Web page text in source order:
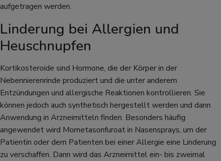
aufgetragen werden.
Linderung bei Allergien und
Heuschnupfen
Kortikosteroide sind Hormone, die der Körper in der
Nebennierenrinde produziert und die unter anderem
Entzündungen und allergische Reaktionen kontrollieren. Sie
können jedoch auch synthetisch hergestellt werden und dann
Anwendung in Arzneimitteln finden. Besonders häufig
angewendet wird Mometasonfuroat in Nasensprays, um der
Patientin oder dem Patienten bei einer Allergie eine Linderung
zu verschaffen. Dann wird das Arzneimittel ein- bis zweimal